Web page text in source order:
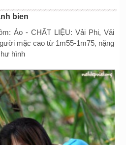
bien
Áo - CHẤT LIỆU: Vải Phi, Vải
mặc cao từ 1m55-1m75, nặng
hình